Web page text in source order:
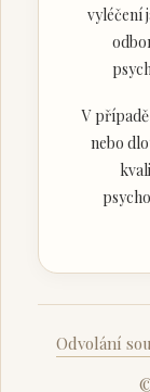
vyléčení
V
nebo
Odvolání